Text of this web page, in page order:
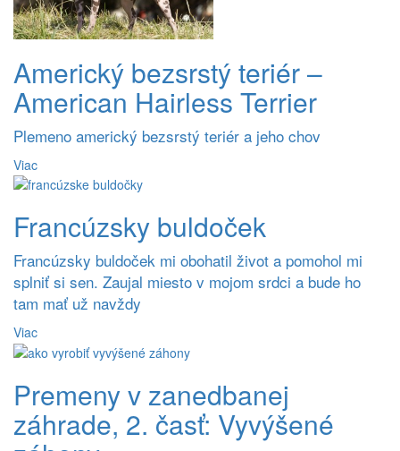
Americký bezsrstý teriér –
American Hairless Terrier
Plemeno americký bezsrstý teriér a jeho chov
Viac
Francúzsky buldoček
Francúzsky buldoček mi obohatil život a pomohol mi
splniť si sen. Zaujal miesto v mojom srdci a bude ho
tam mať už navždy
Viac
Premeny v zanedbanej
záhrade, 2. časť: Vyvýšené